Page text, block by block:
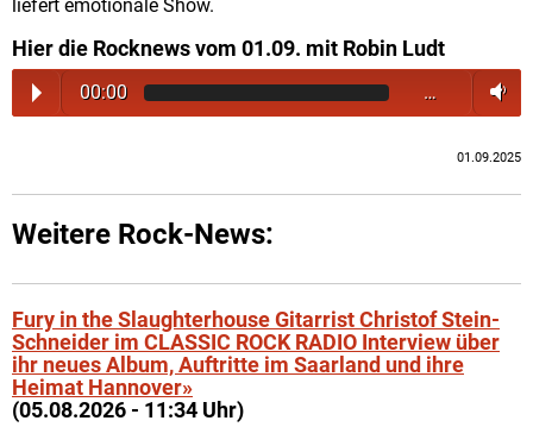
liefert emotionale Show.
Hier die Rocknews vom 01.09. mit Robin Ludt
00:00 …
01.09.2025
Weitere Rock-News:
Fury in the Slaughterhouse Gitarrist Christof Stein-
Schneider im CLASSIC ROCK RADIO Interview über
ihr neues Album, Auftritte im Saarland und ihre
Heimat Hannover»
(05.08.2026 - 11:34 Uhr)